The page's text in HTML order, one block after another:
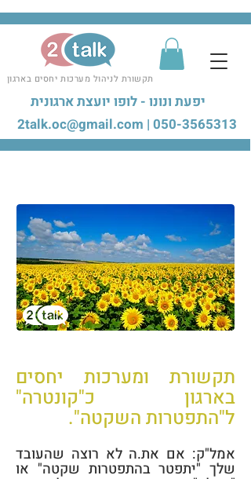
תקשורת לניהול מערכות יחסים בארגון
יפעת ונונו - לופו יועצת ארגונית
050-3565313
|
2talk.oc@gmail.com
תקשורת ומערכות יחסים
בארגון כ"קונטרה"
ל"התפטרות השקטה".
אמל"ק: אם את.ה לא רוצה שהעובד
שלך "יתפטר בהתפטרות שקטה" או